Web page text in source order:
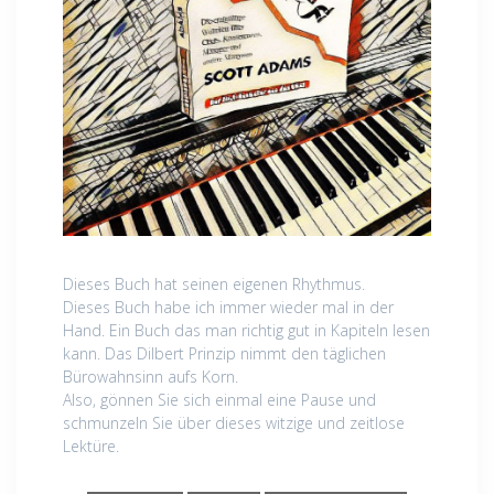
Dieses Buch hat seinen eigenen Rhythmus.
Dieses Buch habe ich immer wieder mal in der
Hand. Ein Buch das man richtig gut in Kapiteln lesen
kann. Das Dilbert Prinzip nimmt den täglichen
Bürowahnsinn aufs Korn.
Also, gönnen Sie sich einmal eine Pause und
schmunzeln Sie über dieses witzige und zeitlose
Lektüre.